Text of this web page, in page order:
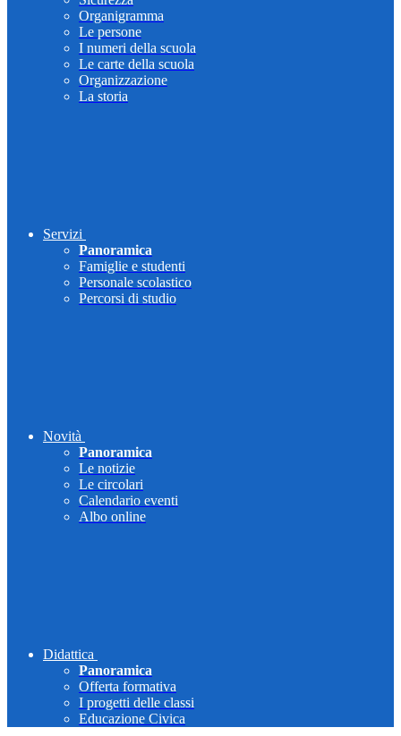
Organigramma
Le persone
I numeri della scuola
Le carte della scuola
Organizzazione
La storia
Servizi
Panoramica
Famiglie e studenti
Personale scolastico
Percorsi di studio
Novità
Panoramica
Le notizie
Le circolari
Calendario eventi
Albo online
Didattica
Panoramica
Offerta formativa
I progetti delle classi
Educazione Civica